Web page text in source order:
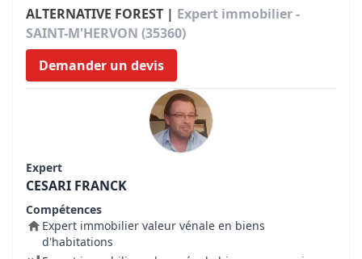
ALTERNATIVE FOREST | Expert immobilier -
SAINT-M'HERVON (35360)
Demander un devis
Expert
CESARI FRANCK
Compétences
Expert immobilier valeur vénale en biens
d'habitations